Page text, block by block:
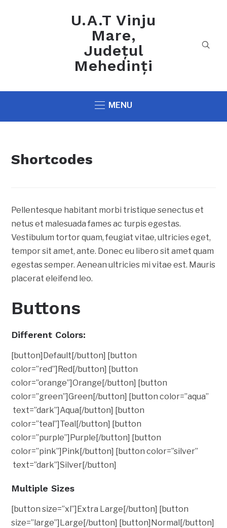
U.A.T Vinju
Mare,
Județul
Mehedinți
MENU
Shortcodes
Pellentesque habitant morbi tristique senectus et
netus et malesuada fames ac turpis egestas.
Vestibulum tortor quam, feugiat vitae, ultricies eget,
tempor sit amet, ante. Donec eu libero sit amet quam
egestas semper. Aenean ultricies mi vitae est. Mauris
placerat eleifend leo.
Buttons
Different Colors:
[button]Default[/button] [button
color=”red”]Red[/button] [button
color=”orange”]Orange[/button] [button
color=”green”]Green[/button] [button color=”aqua”
text=”dark”]Aqua[/button] [button
color=”teal”]Teal[/button] [button
color=”purple”]Purple[/button] [button
color=”pink”]Pink[/button] [button color=”silver”
text=”dark”]Silver[/button]
Multiple Sizes
[button size=”xl”]Extra Large[/button] [button
size=”large”]Large[/button] [button]Normal[/button]